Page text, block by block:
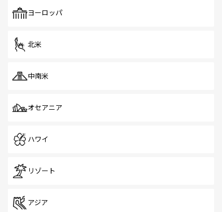
で、ホーカーズは地元の風情を楽しめる外せないスポット
ヨーロッパ
北米
中南米
オセアニア
ハワイ
リゾート
アジア